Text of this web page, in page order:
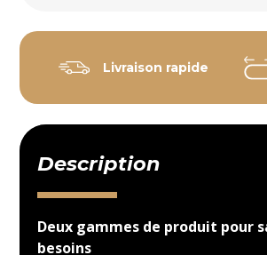
Livraison rapide
Description
Deux gammes de produit pour
besoins